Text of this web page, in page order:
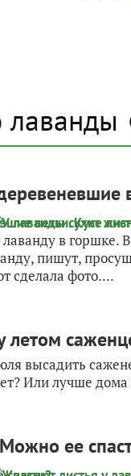
лаванды
в горшке.
пишут,
сделала фото....
летом
высадить
Или лучше
ее